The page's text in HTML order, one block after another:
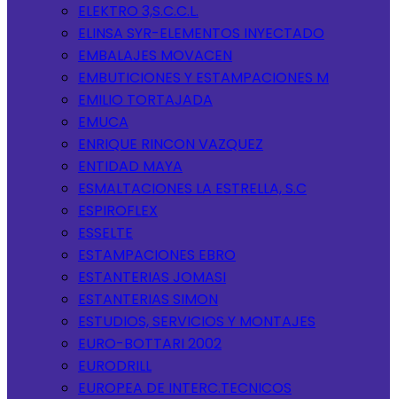
ELEKTRO 3,S.C.C.L.
ELINSA SYR-ELEMENTOS INYECTADO
EMBALAJES MOVACEN
EMBUTICIONES Y ESTAMPACIONES M
EMILIO TORTAJADA
EMUCA
ENRIQUE RINCON VAZQUEZ
ENTIDAD MAYA
ESMALTACIONES LA ESTRELLA, S.C
ESPIROFLEX
ESSELTE
ESTAMPACIONES EBRO
ESTANTERIAS JOMASI
ESTANTERIAS SIMON
ESTUDIOS, SERVICIOS Y MONTAJES
EURO-BOTTARI 2002
EURODRILL
EUROPEA DE INTERC.TECNICOS